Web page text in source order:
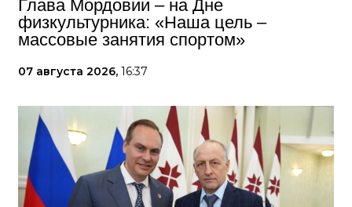
Глава Мордовии – на Дне
физкультурника: «Наша цель –
массовые занятия спортом»
07 августа 2026, 16:37